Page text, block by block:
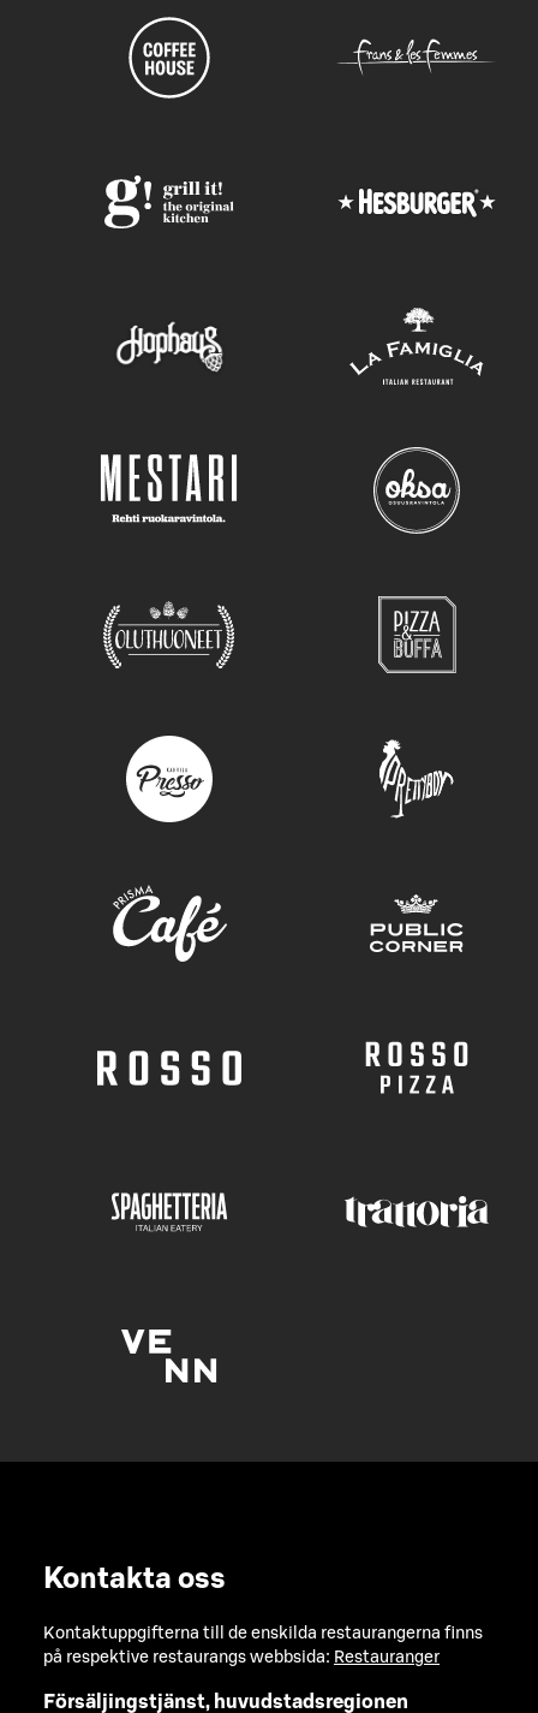
Kontakta oss
Kontaktuppgifterna till de enskilda restaurangerna finns
på respektive restaurangs webbsida: Restauranger
Försäljingstjänst, huvudstadsregionen